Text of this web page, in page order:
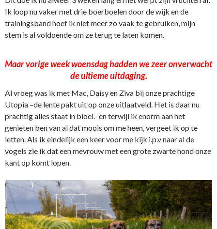
Ik loop nu vaker met drie boerboelen door de wijk en de
trainingsband hoef ik niet meer zo vaak te gebruiken, mijn
stem is al voldoende om ze terug te laten komen.
Maar vorige week woensdag hadden we zeer onverwacht
de ultieme uitdaging.
Al vroeg was ik met Mac, Daisy en Ziva bij onze prachtige
Utopia –de lente pakt uit op onze uitlaatveld. Het is daar nu
prachtig alles staat in bloei.- en terwijl ik enorm aan het
genieten ben van al dat moois om me heen, vergeet ik op te
letten. Als ik eindelijk een keer voor me kijk i.p.v naar al de
vogels zie ik dat een mevrouw met een grote zwarte hond onze
kant op komt lopen.